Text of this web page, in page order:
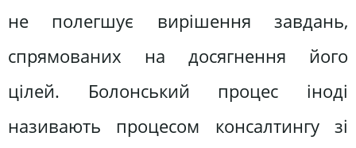
не полегшує вирішення завдань,
спрямованих на досягнення його
цілей. Болонський процес іноді
називають процесом консалтингу зі